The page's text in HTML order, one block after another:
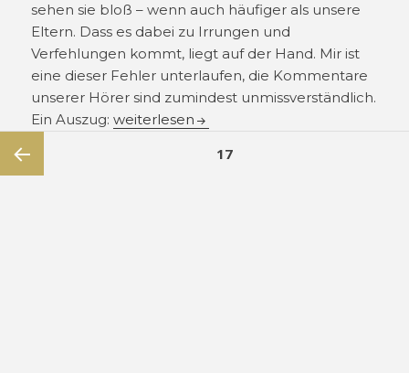
sehen sie bloß – wenn auch häufiger als unsere
Eltern. Dass es dabei zu Irrungen und
Verfehlungen kommt, liegt auf der Hand. Mir ist
eine dieser Fehler unterlaufen, die Kommentare
unserer Hörer sind zumindest unmissverständlich.
Ein Auszug:Drei Minuten mit Ken Jebsen
weiterlesen
der
17